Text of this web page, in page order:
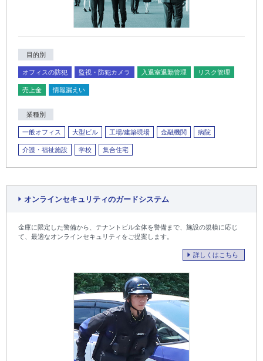
目的別
オフィスの防犯 監視・防犯カメラ 入退室退勤管理 リスク管理
売上金 情報漏えい
業種別
一般オフィス 大型ビル 工場/建築現場 金融機関 病院
介護・福祉施設 学校 集合住宅
オンラインセキュリティのガードシステム
金庫に限定した警備から、テナントビル全体を警備まで、施設の規模に応じ
て、最適なオンラインセキュリティをご提案します。
詳しくはこちら